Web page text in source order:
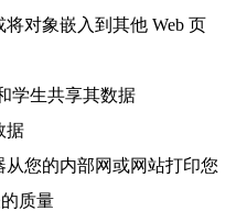
对象嵌入到其他 Web 页
学生共享其数据
据
您的内部网或网站打印您
质量